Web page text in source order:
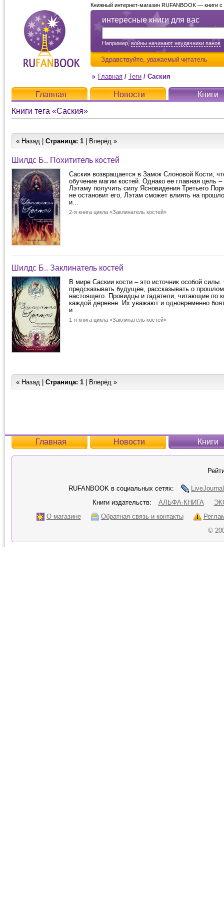
интересные книги для вас
Например,войны начинают неудачники панов
Здравствуйте, уважаемый читатель
Книжный интернет-магазин RUFANBOOK — книги
Главная / Теги / Саския
Главная Новости
Книги
Книги тега «Саския»
« Назад | Страница: 1 | Вперёд »
Шилдс Б.. Похититель костей
Саския возвращается в Замок Слоновой Кости,
обучение магии костей. Однако ее главная цель
Лэтаму получить силу Ясновидения Третьего
не остановит его, Лэтам сможет влиять на
и...
2-я книга цикла «Заклинатель костей»
Шилдс Б.. Заклинатель костей
В мире Саскии кости – это источник особой
предсказывать будущее, рассказывать о
настоящего. Провидцы и гадатели, читающие по
каждой деревне. Их уважают и одновременно
и...
1-я книга цикла «Заклинатель костей»
« Назад | Страница: 1 | Вперёд »
Главная Новости Книги
RUFANBOOK в социальных сетях:
LiveJournal
Книги издательств:
АЛЬФА-КНИГА
О магазине
Обратная связь и контакты
©